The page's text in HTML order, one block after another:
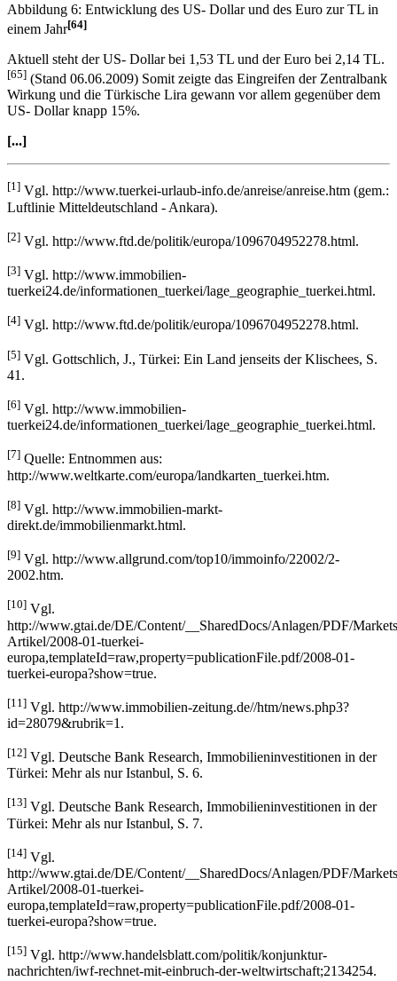
Abbildung 6: Entwicklung des US- Dollar und des Euro zur TL in
einem Jahr[64]
Aktuell steht der US- Dollar bei 1,53 TL und der Euro bei 2,14 TL.
[65] (Stand 06.06.2009) Somit zeigte das Eingreifen der Zentralbank
Wirkung und die Türkische Lira gewann vor allem gegenüber dem
US- Dollar knapp 15%.
[...]
[1] Vgl. http://www.tuerkei-urlaub-info.de/anreise/anreise.htm (gem.:
Luftlinie Mitteldeutschland - Ankara).
[2] Vgl. http://www.ftd.de/politik/europa/1096704952278.html.
[3] Vgl. http://www.immobilien-
tuerkei24.de/informationen_tuerkei/lage_geographie_tuerkei.html.
[4] Vgl. http://www.ftd.de/politik/europa/1096704952278.html.
[5] Vgl. Gottschlich, J., Türkei: Ein Land jenseits der Klischees, S.
41.
[6] Vgl. http://www.immobilien-
tuerkei24.de/informationen_tuerkei/lage_geographie_tuerkei.html.
[7] Quelle: Entnommen aus:
http://www.weltkarte.com/europa/landkarten_tuerkei.htm.
[8] Vgl. http://www.immobilien-markt-
direkt.de/immobilienmarkt.html.
[9] Vgl. http://www.allgrund.com/top10/immoinfo/22002/2-
2002.htm.
[10] Vgl.
http://www.gtai.de/DE/Content/__SharedDocs/Anlagen/PDF/
Artikel/2008-01-tuerkei-
europa,templateId=raw,property=publicationFile.pdf/2008-01-
tuerkei-europa?show=true.
[11] Vgl. http://www.immobilien-zeitung.de//htm/news.php3?
id=28079&rubrik=1.
[12] Vgl. Deutsche Bank Research, Immobilieninvestitionen in der
Türkei: Mehr als nur Istanbul, S. 6.
[13] Vgl. Deutsche Bank Research, Immobilieninvestitionen in der
Türkei: Mehr als nur Istanbul, S. 7.
[14] Vgl.
http://www.gtai.de/DE/Content/__SharedDocs/Anlagen/PDF/
Artikel/2008-01-tuerkei-
europa,templateId=raw,property=publicationFile.pdf/2008-01-
tuerkei-europa?show=true.
[15] Vgl. http://www.handelsblatt.com/politik/konjunktur-
nachrichten/iwf-rechnet-mit-einbruch-der-weltwirtschaft;2134254.